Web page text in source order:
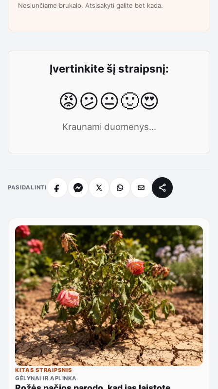
Nesiunčiame brukalo. Atsisakyti galite bet kada.
Įvertinkite šį straipsnį:
😡😕😐🙂😍
Kraunami duomenys...
PASIDALINTI
KITAS STRAIPSNIS
GĖLYNAI IR APLINKA